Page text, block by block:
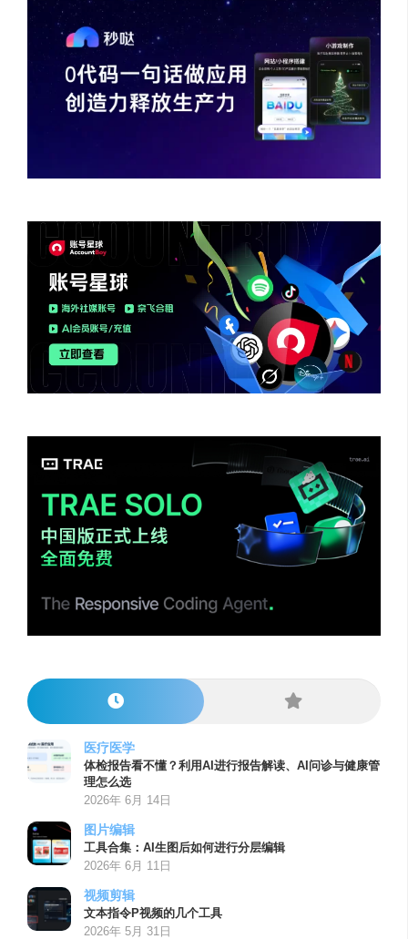
医疗医学
体检报告看不懂？利用AI进行报告解读、AI问诊与健康管
理怎么选
2026年 6月 14日
图片编辑
工具合集：AI生图后如何进行分层编辑
2026年 6月 11日
视频剪辑
文本指令P视频的几个工具
2026年 5月 31日